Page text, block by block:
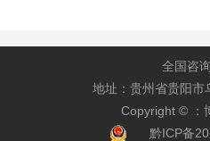
全国咨
地址：贵州省贵阳市
Copyright © ：
黔ICP备